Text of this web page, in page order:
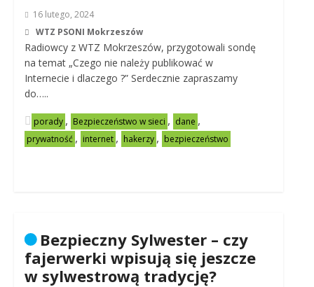
16 lutego, 2024
WTZ PSONI Mokrzeszów
Radiowcy z WTZ Mokrzeszów, przygotowali sondę
na temat „Czego nie należy publikować w
Internecie i dlaczego ?” Serdecznie zapraszamy
do…..
porady , Bezpieczeństwo w sieci , dane ,
prywatność , internet , hakerzy , bezpieczeństwo
Bezpieczny Sylwester – czy
fajerwerki wpisują się jeszcze
w sylwestrową tradycję?